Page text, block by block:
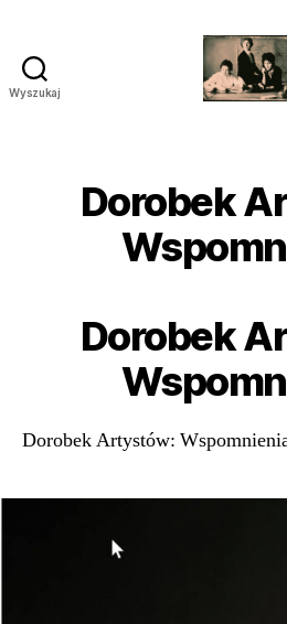
Wyszukaj
Dorobek
Dorobek
Dorobek Artystów: